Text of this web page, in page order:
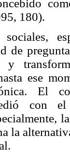
180).
de
y
ese
El
con
la